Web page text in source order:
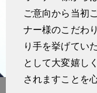
ご意向から当初
ナー様のこだわ
り手を挙げてい
として大変嬉し
されますことを